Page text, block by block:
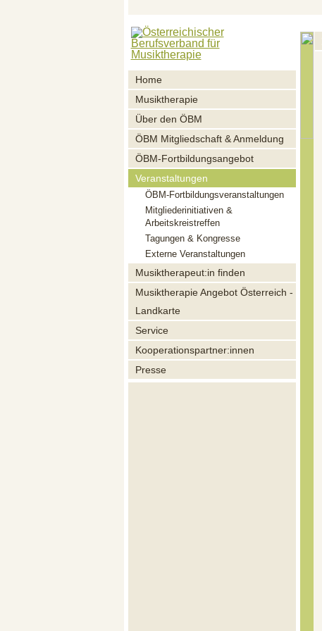
Home
Musiktherapie
Über den ÖBM
ÖBM Mitgliedschaft & Anmeldung
ÖBM-Fortbildungsangebot
Veranstaltungen
ÖBM-Fortbildungsveranstaltungen
Mitgliederinitiativen &
Arbeitskreistreffen
Tagungen & Kongresse
Externe Veranstaltungen
Musiktherapeut:in finden
Musiktherapie Angebot Österreich -
Landkarte
Service
Kooperationspartner:innen
Presse